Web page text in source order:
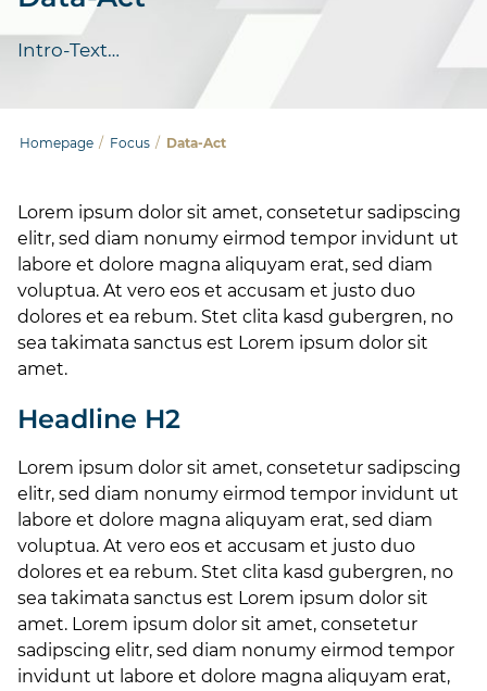
Intro-Text…
Homepage / Focus / Data-Act
Lorem ipsum dolor sit amet, consetetur sadipscing
elitr, sed diam nonumy eirmod tempor invidunt ut
labore et dolore magna aliquyam erat, sed diam
voluptua. At vero eos et accusam et justo duo
dolores et ea rebum. Stet clita kasd gubergren, no
sea takimata sanctus est Lorem ipsum dolor sit
amet.
Headline H2
Lorem ipsum dolor sit amet, consetetur sadipscing
elitr, sed diam nonumy eirmod tempor invidunt ut
labore et dolore magna aliquyam erat, sed diam
voluptua. At vero eos et accusam et justo duo
dolores et ea rebum. Stet clita kasd gubergren, no
sea takimata sanctus est Lorem ipsum dolor sit
amet. Lorem ipsum dolor sit amet, consetetur
sadipscing elitr, sed diam nonumy eirmod tempor
invidunt ut labore et dolore magna aliquyam erat,